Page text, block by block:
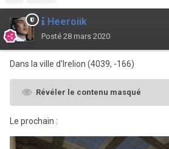
Heeroiik
Posté 28 mars 2020
Dans la ville d'Irelion (4039, -166)
Révéler le contenu masqué
Le prochain :